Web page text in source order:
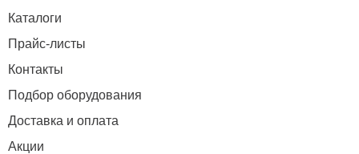
Каталоги
Прайс-листы
Контакты
Подбор оборудования
Доставка и оплата
Акции